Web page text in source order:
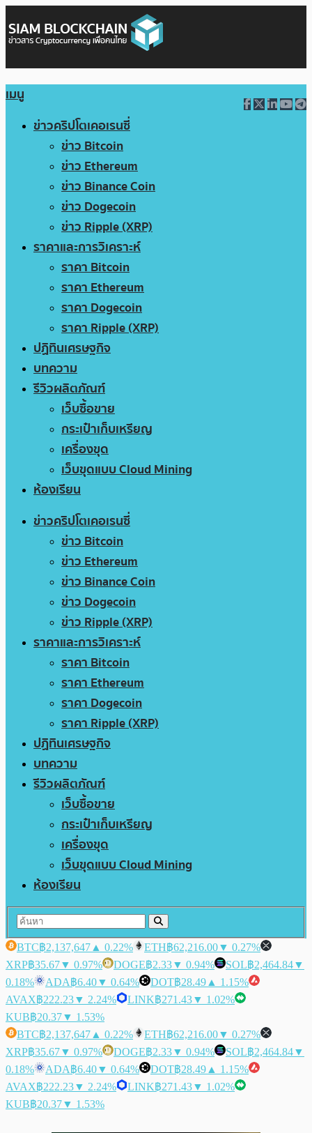
เมนู
ข่าวคริปโตเคอเรนซี่
ข่าว Bitcoin
ข่าว Ethereum
ข่าว Binance Coin
ข่าว Dogecoin
ข่าว Ripple (XRP)
ราคาและการวิเคราะห์
ราคา Bitcoin
ราคา Ethereum
ราคา Dogecoin
ราคา Ripple (XRP)
ปฏิทินเศรษฐกิจ
บทความ
รีวิวผลิตภัณฑ์
เว็บซื้อขาย
กระเป๋าเก็บเหรียญ
เครื่องขุด
เว็บขุดแบบ Cloud Mining
ห้องเรียน
ข่าวคริปโตเคอเรนซี่
ข่าว Bitcoin
ข่าว Ethereum
ข่าว Binance Coin
ข่าว Dogecoin
ข่าว Ripple (XRP)
ราคาและการวิเคราะห์
ราคา Bitcoin
ราคา Ethereum
ราคา Dogecoin
ราคา Ripple (XRP)
ปฏิทินเศรษฐกิจ
บทความ
รีวิวผลิตภัณฑ์
เว็บซื้อขาย
กระเป๋าเก็บเหรียญ
เครื่องขุด
เว็บขุดแบบ Cloud Mining
ห้องเรียน
BTC฿2,137,647 ▲ 0.22% ETH฿62,216.00▼ 0.27%
XRP฿35.67▼ 0.97% DOGE฿2.33▼ 0.94% SOL฿2,464.84▼
0.18%
ADA฿6.40▼ 0.64% DOT฿28.49 ▲ 1.15%
AVAX฿222.23▼ 2.24% LINK฿271.43▼ 1.02%
KUB฿20.37▼ 1.53%
BTC฿2,137,647 ▲ 0.22% ETH฿62,216.00▼ 0.27%
XRP฿35.67▼ 0.97% DOGE฿2.33▼ 0.94% SOL฿2,464.84▼
0.18%
ADA฿6.40▼ 0.64% DOT฿28.49 ▲ 1.15%
AVAX฿222.23▼ 2.24% LINK฿271.43▼ 1.02%
KUB฿20.37▼ 1.53%